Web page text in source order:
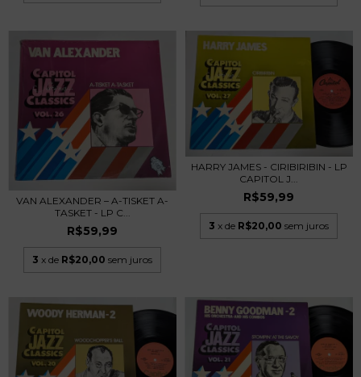
VAN ALEXANDER – A-TISKET A-
TASKET - LP C...
R$59,99
3 x de R$20,00 sem juros
HARRY JAMES - CIRIBIRIBIN - LP
CAPITOL J...
R$59,99
3 x de R$20,00 sem juros